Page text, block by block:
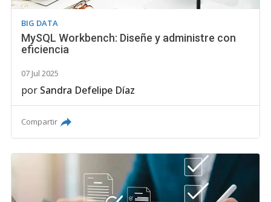
BIG DATA
MySQL Workbench: Diseñe y administre con
eficiencia
07 Jul 2025
por Sandra Defelipe Díaz
Compartir